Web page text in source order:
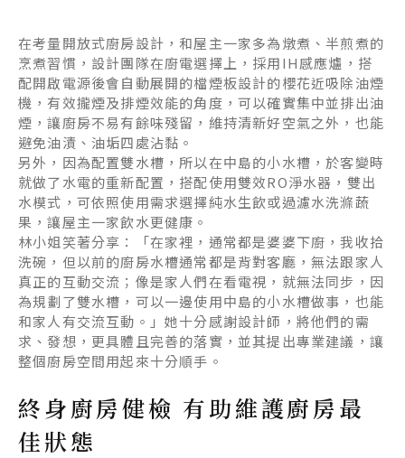
在考量開放式廚房設計，和屋主一家多為燉煮、半煎煮的
烹煮習慣，設計團隊在廚電選擇上，採用IH感應爐，搭
配開啟電源後會自動展開的檔煙板設計的櫻花近吸除油煙
機，有效攏煙及排煙效能的角度，可以確實集中並排出油
煙，讓廚房不易有餘味殘留，維持清新好空氣之外，也能
避免油漬、油垢四處沾黏。
另外，因為配置雙水槽，所以在中島的小水槽，於客變時
就做了水電的重新配置，搭配使用雙效RO淨水器，雙出
水模式，可依照使用需求選擇純水生飲或過濾水洗滌蔬
果，讓屋主一家飲水更健康。
林小姐笑著分享：「在家裡，通常都是婆婆下廚，我收拾
洗碗，但以前的廚房水槽通常都是背對客廳，無法跟家人
真正的互動交流；像是家人們在看電視，就無法同步，因
為規劃了雙水槽，可以一邊使用中島的小水槽做事，也能
和家人有交流互動。」她十分感謝設計師，將他們的需
求、發想，更具體且完善的落實，並其提出專業建議，讓
整個廚房空間用起來十分順手。
終身廚房健檢 有助維護廚房最
佳狀態